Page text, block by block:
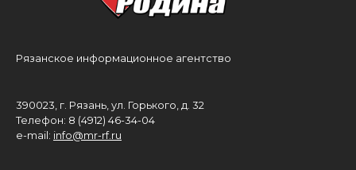
Рязанское информационное агентство
390023, г. Рязань, ул. Горького, д. 32
Телефон: 8 (4912) 46-34-04
e-mail: info@mr-rf.ru